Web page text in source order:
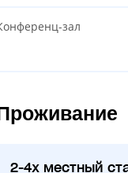
зал
2-4х местный